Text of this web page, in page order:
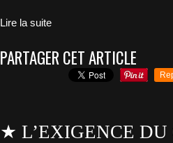
Lire la suite
PARTAGER CET ARTICLE
★ L’EXIGENCE DU